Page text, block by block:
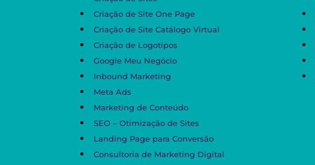
Criação de Site One Page
Criação de Site Catálogo Virtual
Criação de Logotipos
Google Meu Negócio
Inbound Marketing
Meta Ads
Marketing de Conteúdo
SEO – Otimização de Sites
Landing Page para Conversão
Consultoria de Marketing Digital